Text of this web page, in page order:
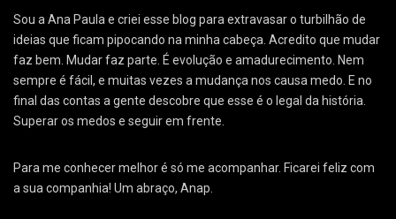
Sou a Ana Paula e criei esse blog para extravasar o turbilhão de
ideias que ficam pipocando na minha cabeça. Acredito que mudar
faz bem. Mudar faz parte. É evolução e amadurecimento. Nem
sempre é fácil, e muitas vezes a mudança nos causa medo. E no
final das contas a gente descobre que esse é o legal da história.
Superar os medos e seguir em frente.
Para me conhecer melhor é só me acompanhar. Ficarei feliz com
a sua companhia! Um abraço, Anap.